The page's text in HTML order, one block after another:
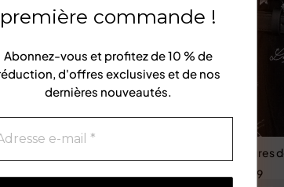
première commande !
Abonnez-vous et profitez de10 % de
, d'offres exclusives et de nos
dernières nouveautés.
boucle larges ceintures classique Corset
Ceinture en cuir véritable pour femmes,
€96,33
€52,99
Ceintures
€42,89